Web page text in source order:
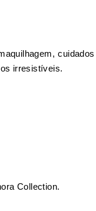
irresistíveis.
Collection.